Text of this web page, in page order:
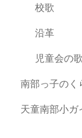
校歌
沿革
児童会の
南部っ子のく
天童南部小ガ